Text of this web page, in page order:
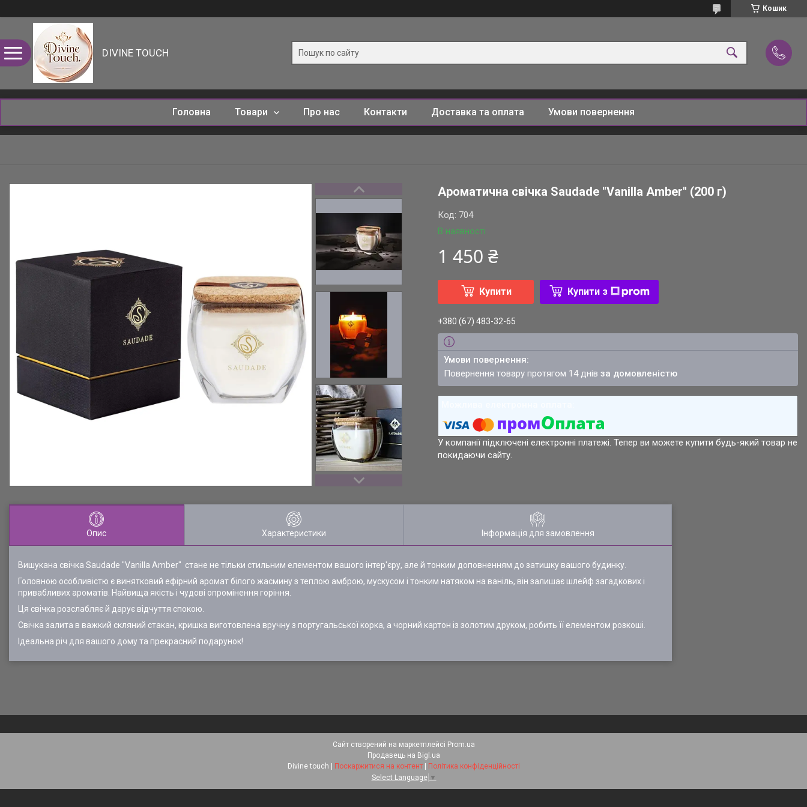
Кошик
DIVINE TOUCH
Головна Товари Про нас Контакти Доставка та оплата Умови повернення
Ароматична свічка Saudade "Vanilla Amber" (200 г)
В наявності
Код: 704
1 450 ₴
Купити Купити з
+380 (67) 483-32-65
повернення товару протягом 14 днівза домовленістю
У компанії підключені електронні платежі. Тепер ви можете купити будь-який товар не
покидаючи сайту.
Опис Характеристики Інформація для замовлення
Вишукана свічка Saudade "Vanilla Amber" стане не тільки стильним елементом вашого інтер'єру, але й тонким доповненням до затишку вашого будинку.
Головною особливістю є винятковий ефірний аромат білого жасмину з теплою амброю, мускусом і тонким натяком на ваніль, він залишає шлейф загадкових і
привабливих ароматів. Найвища якість і чудові опромінення горіння.
Ця свічка розслабляє й дарує відчуття спокою.
Свічка залита в важкий скляний стакан, кришка виготовлена вручну з португальської корка, а чорний картон із золотим друком, робить її елементом розкоші.
Ідеальна річ для вашого дому та прекрасний подарунок!
Сайт створений на маркетплейсі Prom.ua
Продавець на Bigl.ua
Поскаржитися на контент
Політика конфіденційності
Select Language ▼